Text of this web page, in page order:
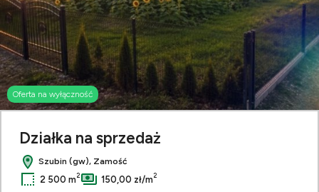
Oferta na wyłączność
Działka na sprzedaż
Szubin (gw), Zamość
2 500 m2 150,00 zł/m2